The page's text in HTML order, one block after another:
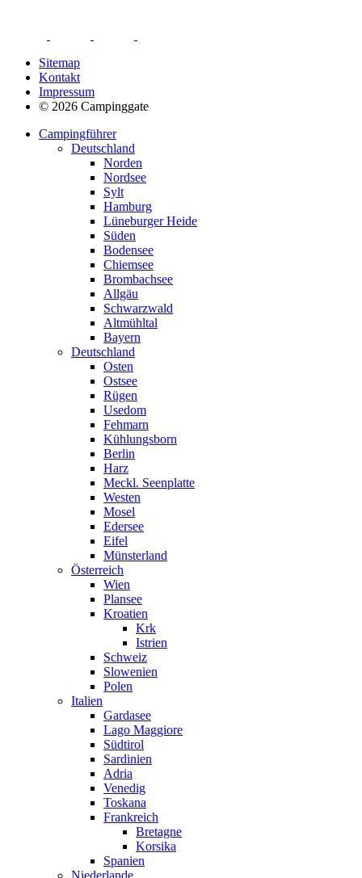
Sitemap
Kontakt
Impressum
© 2026 Campinggate
Campingführer
Deutschland
Norden
Nordsee
Sylt
Hamburg
Lüneburger Heide
Süden
Bodensee
Chiemsee
Brombachsee
Allgäu
Schwarzwald
Altmühltal
Bayern
Deutschland
Osten
Ostsee
Rügen
Usedom
Fehmarn
Kühlungsborn
Berlin
Harz
Meckl. Seenplatte
Westen
Mosel
Edersee
Eifel
Münsterland
Österreich
Wien
Plansee
Kroatien
Krk
Istrien
Schweiz
Slowenien
Polen
Italien
Gardasee
Lago Maggiore
Südtirol
Sardinien
Adria
Venedig
Toskana
Frankreich
Bretagne
Korsika
Spanien